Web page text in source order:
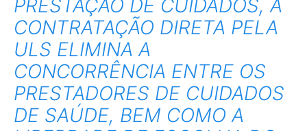
PRESTAÇÃO DE CUIDADOS, A
CONTRATAÇÃO DIRETA PELA
ULS ELIMINA A
CONCORRÊNCIA ENTRE OS
PRESTADORES DE CUIDADOS
DE SAÚDE, BEM COMO A